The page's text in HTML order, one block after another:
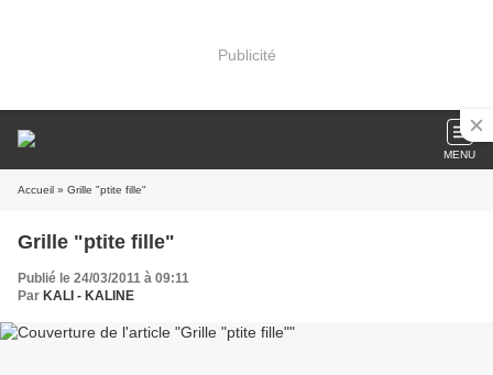
Publicité
MENU
Accueil » Grille "ptite fille"
Grille "ptite fille"
Publié le 24/03/2011 à 09:11
Par KALI - KALINE